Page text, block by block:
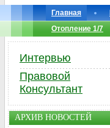
Главная
Отопление 1/7
Интервью
Правовой
Консультант
АРХИВ НОВОСТЕЙ